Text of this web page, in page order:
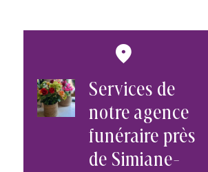
Services de
notre agence
funéraire près
de Simiane-